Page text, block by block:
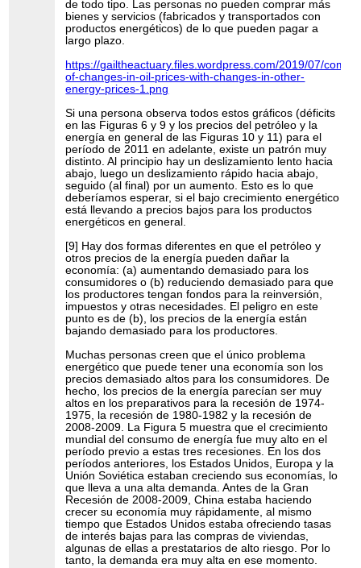
de todo tipo. Las personas no pueden comprar más
bienes y servicios (fabricados y transportados con
productos energéticos) de lo que pueden pagar a
largo plazo.
https://gailtheactuary.files.wordpress.com/2019/07/
of-changes-in-oil-prices-with-changes-in-other-
energy-prices-1.png
Si una persona observa todos estos gráficos (déficits
en las Figuras 6 y 9 y los precios del petróleo y la
energía en general de las Figuras 10 y 11) para el
período de 2011 en adelante, existe un patrón muy
distinto. Al principio hay un deslizamiento lento hacia
abajo, luego un deslizamiento rápido hacia abajo,
seguido (al final) por un aumento. Esto es lo que
deberíamos esperar, si el bajo crecimiento energético
está llevando a precios bajos para los productos
energéticos en general.
[9] Hay dos formas diferentes en que el petróleo y
otros precios de la energía pueden dañar la
economía: (a) aumentando demasiado para los
consumidores o (b) reduciendo demasiado para que
los productores tengan fondos para la reinversión,
impuestos y otras necesidades. El peligro en este
punto es de (b), los precios de la energía están
bajando demasiado para los productores.
Muchas personas creen que el único problema
energético que puede tener una economía son los
precios demasiado altos para los consumidores. De
hecho, los precios de la energía parecían ser muy
altos en los preparativos para la recesión de 1974-
1975, la recesión de 1980-1982 y la recesión de
2008-2009. La Figura 5 muestra que el crecimiento
mundial del consumo de energía fue muy alto en el
período previo a estas tres recesiones. En los dos
períodos anteriores, los Estados Unidos, Europa y la
Unión Soviética estaban creciendo sus economías, lo
que lleva a una alta demanda. Antes de la Gran
Recesión de 2008-2009, China estaba haciendo
crecer su economía muy rápidamente, al mismo
tiempo que Estados Unidos estaba ofreciendo tasas
de interés bajas para las compras de viviendas,
algunas de ellas a prestatarios de alto riesgo. Por lo
tanto, la demanda era muy alta en ese momento.